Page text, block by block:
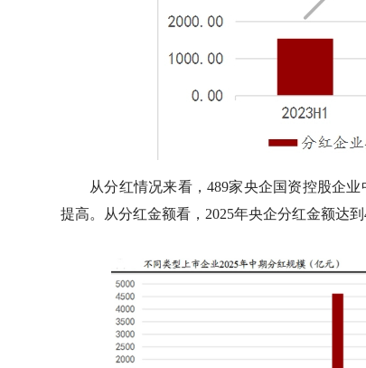
从分红情况来看，489家央企国资控股企
提高。从分红金额看，2025年央企分红金额达